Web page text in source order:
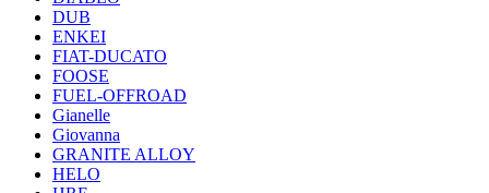
DUB
ENKEI
FIAT-DUCATO
FOOSE
FUEL-OFFROAD
Gianelle
Giovanna
GRANITE ALLOY
HELO